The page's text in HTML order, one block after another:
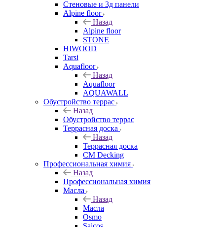
Стеновые и 3д панели
Alpine floor
Назад
Alpine floor
STONE
HIWOOD
Tarsi
Aquafloor
Назад
Aquafloor
AQUAWALL
Обустройство террас
Назад
Обустройство террас
Террасная доска
Назад
Террасная доска
CM Decking
Профессиональная химия
Назад
Профессиональная химия
Масла
Назад
Масла
Osmo